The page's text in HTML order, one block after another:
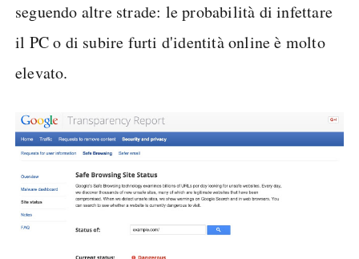
seguendo altre strade: le probabilità di infettare
il PC o di subire furti d'identità online è molto
elevato.